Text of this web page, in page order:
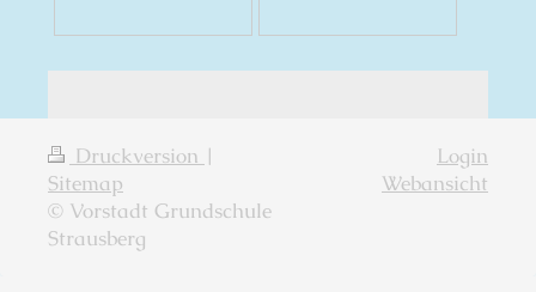
Druckversion |
Sitemap
© Vorstadt Grundschule
Strausberg
Login
Webansicht